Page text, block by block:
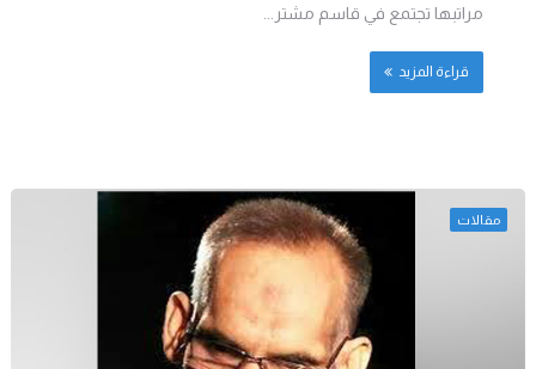
مراتبها تجتمع في قاسم مشتر...
قراءة المزيد
مقالات